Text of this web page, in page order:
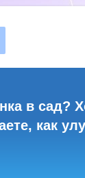
в сад?
как